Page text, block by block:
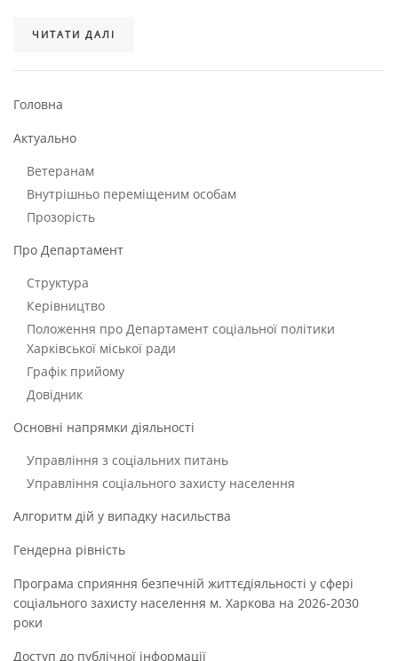
ЧИТАТИ ДАЛІ
Головна
Актуально
Ветеранам
Внутрішньо переміщеним особам
Прозорість
Про Департамент
Структура
Керівництво
Положення про Департамент соціальної політики
Харківської міської ради
Графік прийому
Довідник
Основні напрямки діяльності
Управління з соціальних питань
Управління соціального захисту населення
Алгоритм дій у випадку насильства
Гендерна рівність
Програма сприяння безпечній життєдіяльності у сфері
соціального захисту населення м. Харкова на 2026-2030
роки
Доступ до публічної інформації